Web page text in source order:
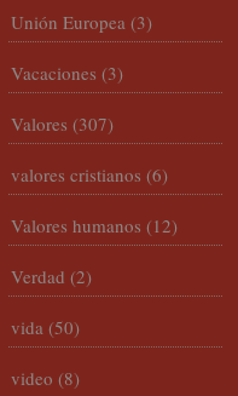
Unión Europea (3)
Vacaciones (3)
Valores (307)
valores cristianos (6)
Valores humanos (12)
Verdad (2)
vida (50)
video (8)